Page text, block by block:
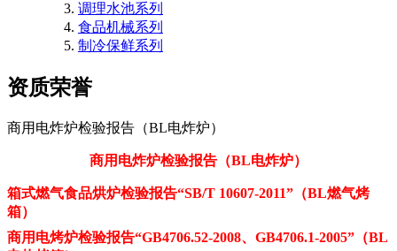
调理水池系列
食品机械系列
制冷保鲜系列
资质荣誉
商用电炸炉检验报告（BL电炸炉）
商用电炸炉检验报告（BL电炸炉）
箱式燃气食品烘炉检验报告“SB/T 10607-2011”（BL燃气烤
箱）
商用电烤炉检验报告“GB4706.52-2008、GB4706.1-2005”（BL